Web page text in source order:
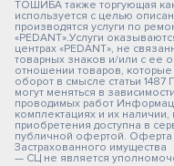
ТОШИБА также торгующая
используется с целью
производятся услуги по
«PEDANT».Услуги
центрах «PEDANT», не
товарных знаков и/или с ее
отношении товаров,
оборот в смысле статьи 1487
могут меняться в
проводимых работ
комплектациях и их
приобретения доступна в
публичной офертой.
Застрахованного имущества
— СЦ не является